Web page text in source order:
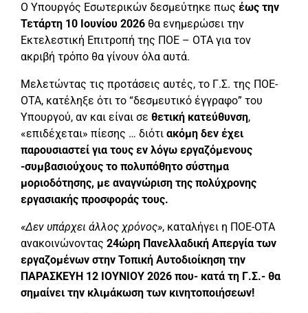
Ο Υπουργός Εσωτερικών δεσμεύτηκε πως έως την
Τετάρτη 10 Ιουνίου 2026 θα ενημερώσει την
Εκτελεστική Επιτροπή της ΠΟΕ – ΟΤΑ για τον
ακριβή τρόπο θα γίνουν όλα αυτά.
Μελετώντας τις προτάσεις αυτές, το Γ.Σ. της ΠΟΕ-
ΟΤΑ, κατέληξε ότι το “δεσμευτικό έγγραφο” του
Υπουργού, αν και είναι σε θετική κατεύθυνση,
«επιδέχεται» πίεσης … διότι ακόμη δεν έχει
παρουσιαστεί για τους εν λόγω εργαζόμενους
-συμβασιούχους το πολυπόθητο σύστημα
μοριοδότησης, με αναγνώριση της πολύχρονης
εργασιακής προσφοράς τους.
«Δεν υπάρχει άλλος χρόνος», καταλήγει η ΠΟΕ-ΟΤΑ
ανακοινώνοντας 24ώρη Πανελλαδική Απεργία των
εργαζομένων στην Τοπική Αυτοδιοίκηση την
ΠΑΡΑΣΚΕΥΗ 12 ΙΟΥΝΙΟΥ 2026 που- κατά τη Γ.Σ.- θα
σημαίνει την κλιμάκωση των κινητοποιήσεων!